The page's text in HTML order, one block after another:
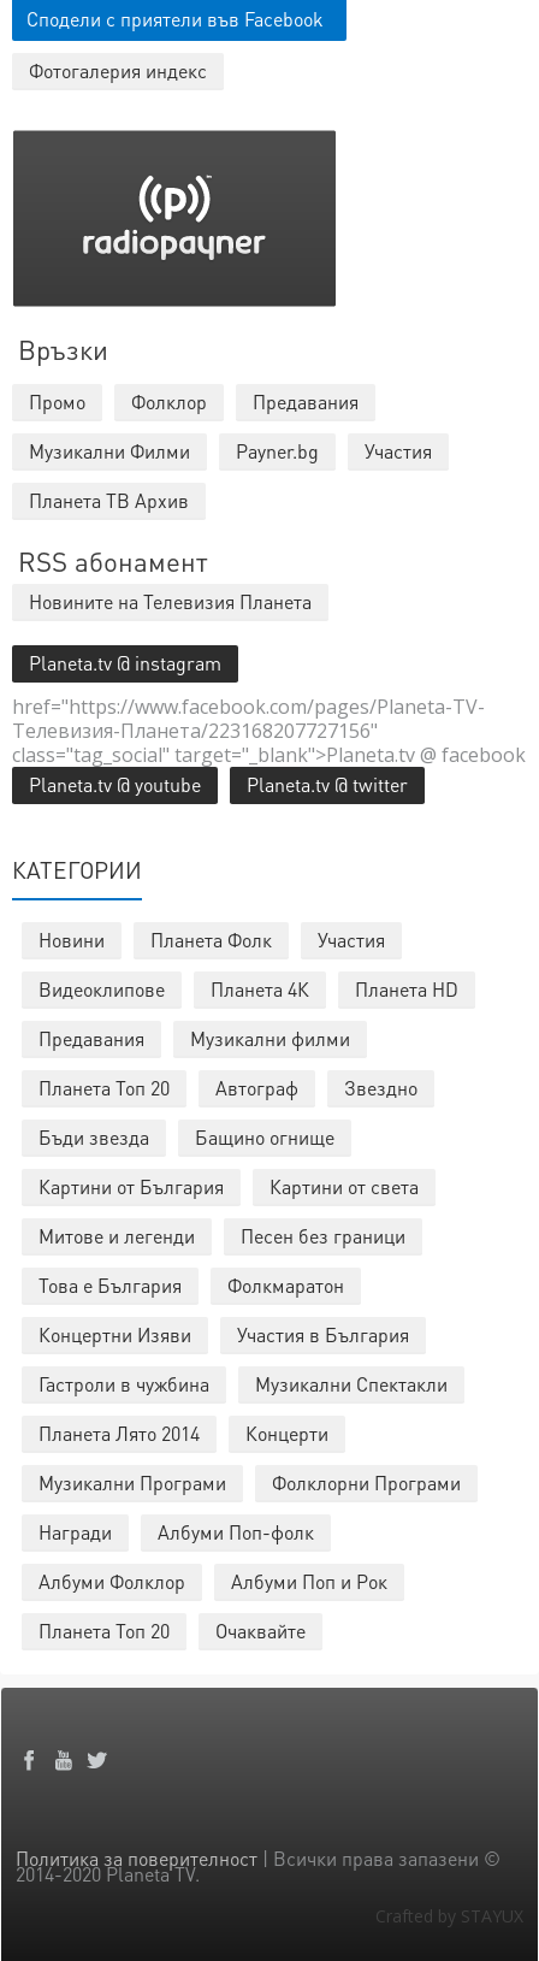
Сподели с приятели във Facebook
Фотогалерия индекс
Връзки
Промо Фолклор
Предавания
Музикални Филми
Payner.bg
Участия
Планета ТВ Архив
RSS абонамент
Новините на Телевизия Планета
Planeta.tv @ instagram
href="https://www.facebook.com/pages/Planeta-TV-
Телевизия-Планета/223168207727156"
class="tag_social" target="_blank">Planeta.tv @ facebook
Planeta.tv @ youtube Planeta.tv @ twitter
КАТЕГОРИИ
Новини Планета Фолк
Участия
Видеоклипове
Планета 4К
Планета HD
Предавания
Музикални филми
Планета Топ 20
Автограф
Звездно
Бъди звезда
Бащино огнище
Картини от България
Картини от света
Митове и легенди
Песен без граници
Това е България
Фолкмаратон
Концертни Изяви
Участия в България
Гастроли в чужбина
Музикални Спектакли
Планета Лято 2014
Концерти
Музикални Програми
Фолклорни Програми
Награди
Албуми Поп-фолк
Албуми Фолклор
Албуми Поп и Рок
Планета Топ 20
Очаквайте
Политика за поверителност | Всички права запазени ©
2014-2020 Planeta TV.
Crafted by STAYUX